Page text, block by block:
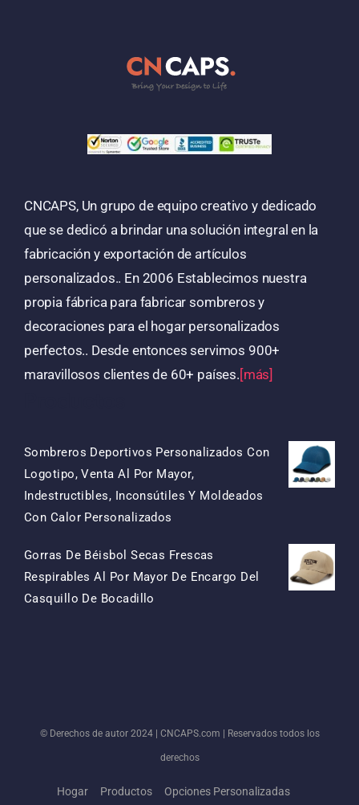
CNCAPS, Un grupo de equipo creativo y dedicado
que se dedicó a brindar una solución integral en la
fabricación y exportación de artículos
personalizados.. En 2006 Establecimos nuestra
propia fábrica para fabricar sombreros y
decoraciones para el hogar personalizados
perfectos.. Desde entonces servimos 900+
maravillosos clientes de 60+ países.[más]
Sombreros Deportivos Personalizados Con
Logotipo, Venta Al Por Mayor,
Indestructibles, Inconsútiles Y Moldeados
Con Calor Personalizados
Original
Era:
Actual
Es:
Gorras De Béisbol Secas Frescas
Respirables Al Por Mayor De Encargo Del
Casquillo De Bocadillo
© Derechos de autor 2024 | CNCAPS.com | Reservados todos los
derechos
Hogar Productos Opciones Personalizadas